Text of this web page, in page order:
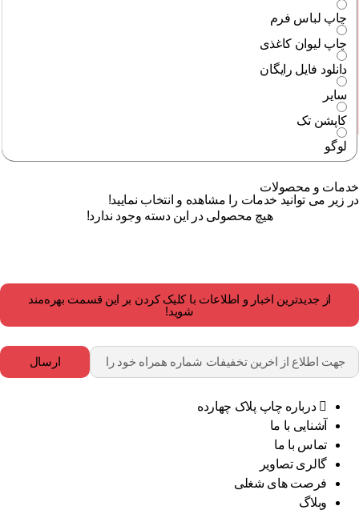
چاپ لباس فرم
چاپ لیوان کاغذی
دانلود فایل رایگان
سایر
کاپشن تک
لوگو
خدمات و محصولات
در زیر می توانید خدمات را مشاهده و انتخاب نمایید!
هیچ محصولی در این دسته وجود ندارد!
از جدیدترین اخبار و اطلاعات با کلیک کردن بر این قسمت بهره‌مند
شوید!
ارسال
درباره چاپ پلاک چهارده
آشنایی با ما
تماس با ما
گالری تصاویر
فرصت های شغلی
وبلاگ